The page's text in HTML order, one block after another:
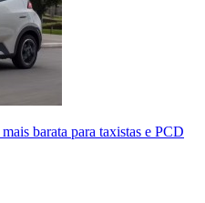
barata para taxistas e PCD